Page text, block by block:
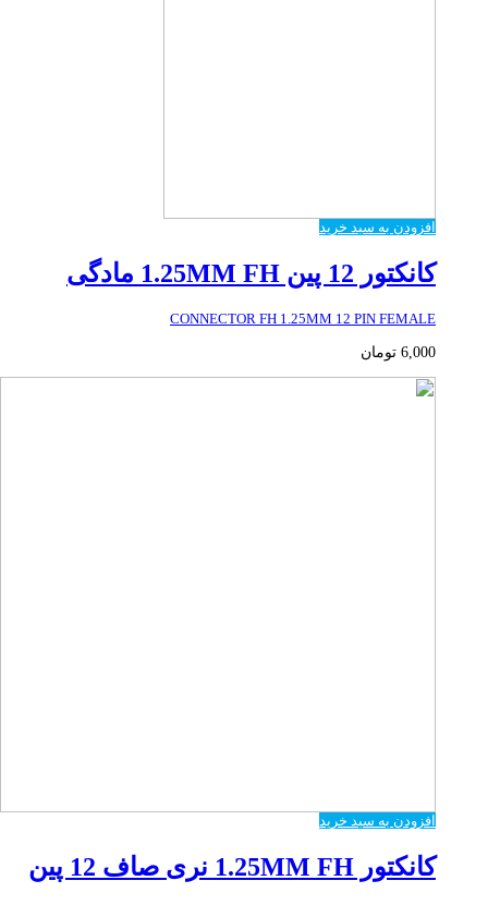
افزودن به سبد خرید
کانکتور 12 پین 1.25MM FH مادگی
CONNECTOR FH 1.25MM 12 PIN FEMALE
6,000 تومان
افزودن به سبد خرید
کانکتور 1.25MM FH نری صاف 12 پین